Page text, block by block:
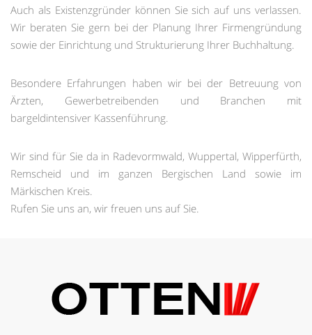
Auch als Existenzgründer können Sie sich auf uns verlassen.
Wir beraten Sie gern bei der Planung Ihrer Firmengründung
sowie der Einrichtung und Strukturierung Ihrer Buchhaltung.
Besondere Erfahrungen haben wir bei der Betreuung von
Ärzten, Gewerbetreibenden und Branchen mit
bargeldintensiver Kassenführung.
Wir sind für Sie da in Radevormwald, Wuppertal, Wipperfürth,
Remscheid und im ganzen Bergischen Land sowie im
Märkischen Kreis.
Rufen Sie uns an, wir freuen uns auf Sie.